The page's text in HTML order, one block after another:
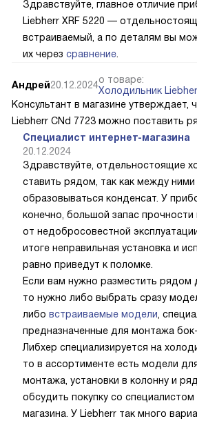
Здравствуйте, главное отличие
Liebherr XRF 5220 —
встраиваемый, а по деталям вы
их через сравнение
Андрей20.12.2024о товаре:
Холодильник
Консультант в магазине утверждает,
Liebherr CNd 7723 можно поставить
Специалист интернет-магазина
20.12.2024
Здравствуйте, отдельностоящие
ставить рядом, так как между ними
образовываться конденсат. У
конечно, большой запас прочности
от недобросовестной
итоге неправильная установка и
равно приведут к поломке.
Если вам нужно разместить рядом
то нужно либо выбрать сразу
либо встраиваемые модели ,
предназначенные для монтажа
Либхер специализируется на
то в ассортименте есть модели
монтажа, установки в колонну и
обсудить покупку со
магазина. У Liebherr так много